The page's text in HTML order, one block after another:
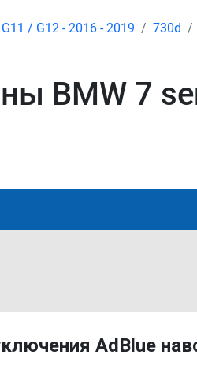
G11 / G12 - 2016 - 2019 730d
BMW 7
AdBlue